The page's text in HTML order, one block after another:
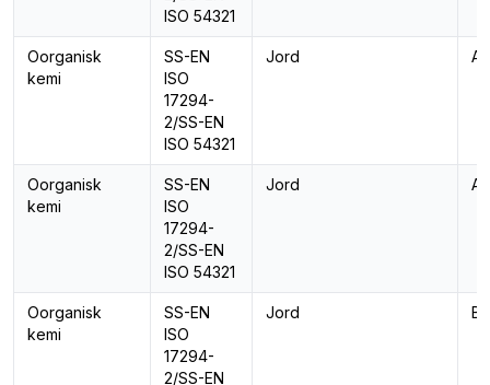
ISO 54321
Oorganisk
kemi
SS-EN
ISO
17294-
2/SS-EN
ISO 54321
Jord
Oorganisk
kemi
SS-EN
ISO
17294-
2/SS-EN
ISO 54321
Jord
Oorganisk
kemi
SS-EN
ISO
17294-
2/SS-EN
Jord